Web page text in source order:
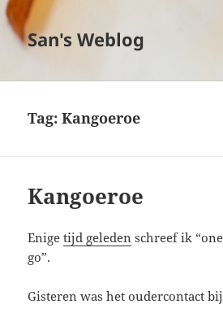
San's Weblog
Tag:Kangoeroe
Kangoeroe
Enigetijd geleden schreef ik
go”.
Gisteren was het oudercontact